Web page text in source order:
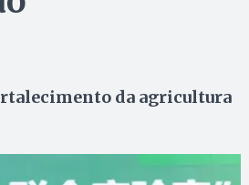
da agricultura